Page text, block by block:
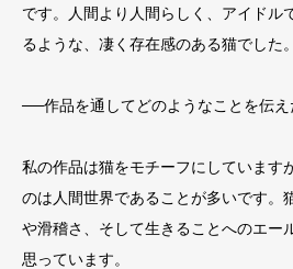
です。人間より人間らしく、アイドル
るような、凄く存在感のある猫でした。
──作品を通してどのようなことを伝え
私の作品は猫をモチーフにしています
のは人間世界であることが多いです。
や滑稽さ、そして生きることへのエー
思っています。